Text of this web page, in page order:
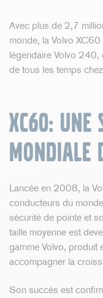
Avec plus de 2,7
monde, la Volvo
légendaire Volvo 240,
de tous les temps
XC60:
mondiale
Lancée en 2008, la
conducteurs du
sécurité de pointe et
taille moyenne est
gamme Volvo, produit
accompagner la
Son succès est